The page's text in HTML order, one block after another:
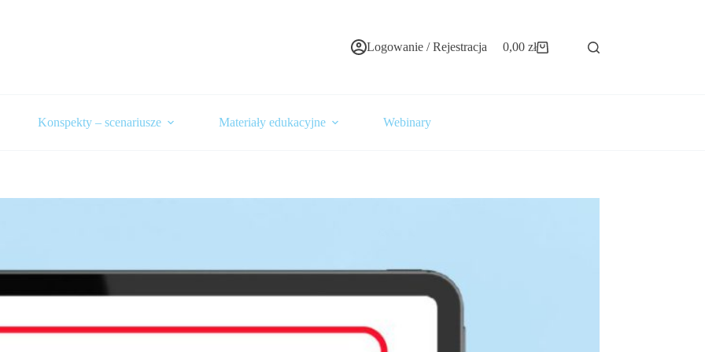
Logowanie / Rejestracja
Koszyk
0,00 zł
Konspekty – scenariusze Materiały edukacyjne Webinary